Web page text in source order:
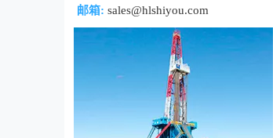
邮箱: sales@hlshiyou.com